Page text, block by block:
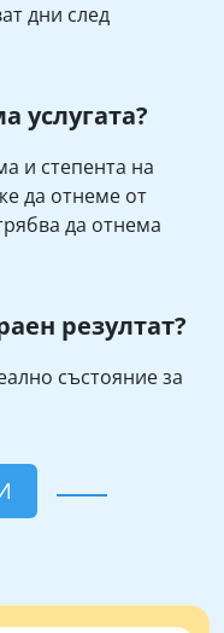
дни след
услугата?
и степента на
да отнеме от
да отнема
резултат?
състояние за